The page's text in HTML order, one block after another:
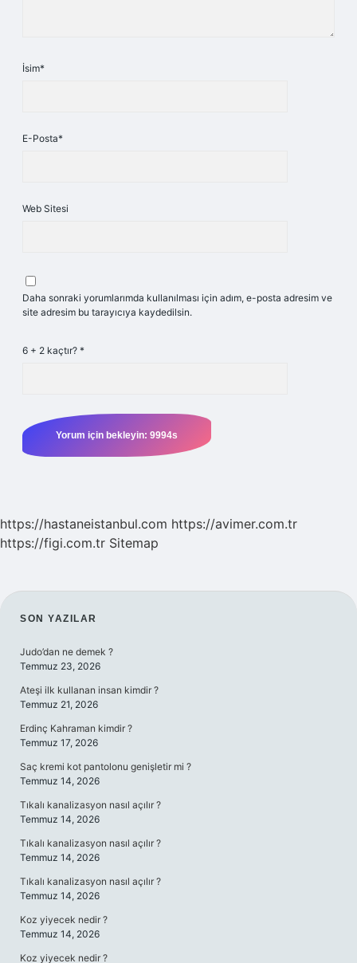
İsim*
E-Posta*
Web Sitesi
Daha sonraki yorumlarımda kullanılması için adım, e-posta adresim ve
site adresim bu tarayıcıya kaydedilsin.
6 + 2 kaçtır? *
https://hastaneistanbul.com https://avimer.com.tr
https://figi.com.tr Sitemap
SIDEBAR
SON YAZILAR
Judo’dan ne demek ?
Temmuz 23, 2026
Ateşi ilk kullanan insan kimdir ?
Temmuz 21, 2026
Erdinç Kahraman kimdir ?
Temmuz 17, 2026
Saç kremi kot pantolonu genişletir mi ?
Temmuz 14, 2026
Tıkalı kanalizasyon nasıl açılır ?
Temmuz 14, 2026
Tıkalı kanalizasyon nasıl açılır ?
Temmuz 14, 2026
Tıkalı kanalizasyon nasıl açılır ?
Temmuz 14, 2026
Koz yiyecek nedir ?
Temmuz 14, 2026
Koz yiyecek nedir ?